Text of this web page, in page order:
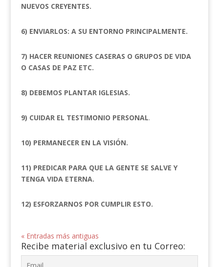
NUEVOS CREYENTES.
6) ENVIARLOS: A SU ENTORNO PRINCIPALMENTE.
7) HACER REUNIONES CASERAS O GRUPOS DE VIDA
O CASAS DE PAZ ETC.
8) DEBEMOS PLANTAR IGLESIAS.
9) CUIDAR EL TESTIMONIO PERSONAL.
10) PERMANECER EN LA VISIÓN.
11) PREDICAR PARA QUE LA GENTE SE SALVE Y
TENGA VIDA ETERNA.
12) ESFORZARNOS POR CUMPLIR ESTO.
« Entradas más antiguas
Recibe material exclusivo en tu Correo: